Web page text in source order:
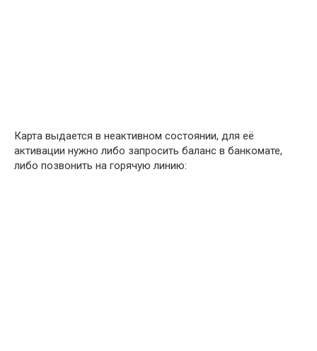
Карта выдается в неактивном состоянии, для её
активации нужно либо запросить баланс в банкомате,
либо позвонить на горячую линию: